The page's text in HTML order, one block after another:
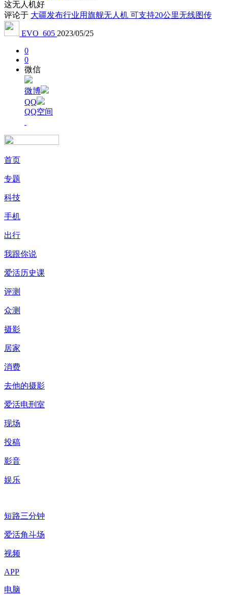
这无人机好
评论于 大疆发布行业用旗舰无人机 可支持20公里无线图传
EVO_605 2023/05/25
0
0
微信
微博
QQ
QQ空间
首页
专题
科技
手机
出行
我跟你说
爱活历史课
评测
众测
摄影
居家
消费
去他的摄影
爱活电刑室
现场
投稿
影音
娱乐
短路三分钟
爱活角斗场
视频
APP
电脑